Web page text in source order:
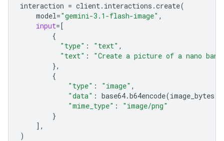
interaction = client. interactions .create(
model="gemini-3.1-flash-image" ,
input=[
{
"type" : "text" ,
"text" :
"Create a picture of a nano
},
{
"type" : "image" ,
"data" : base64.b64encode(image_bytes
"mime_type" :
"image/png"
}
],
)